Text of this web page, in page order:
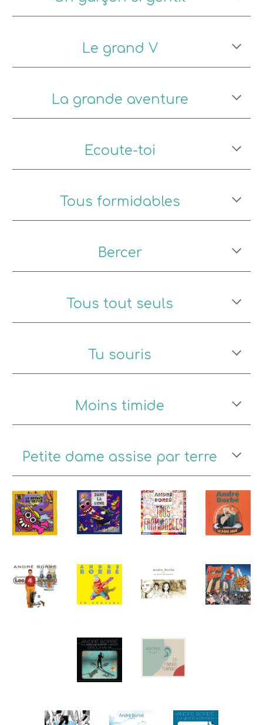
Le grand V
La grande aventure
Ecoute-toi
Tous formidables
Bercer
Tous tout seuls
Tu souris
Moins timide
Petite dame assise par terre